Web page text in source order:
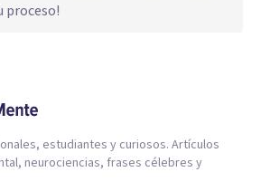
proceso!
estudiantes y curiosos. Artículos
neurociencias, frases célebres y